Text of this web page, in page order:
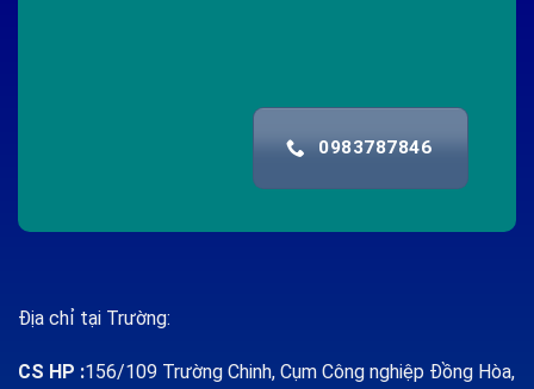
0983787846
Địa chỉ tại Trường:
CS HP :156/109 Trường Chinh, Cụm Công nghiệp Đồng Hòa,